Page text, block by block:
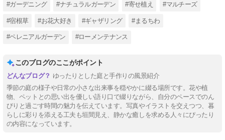
#ガーデニング #ナチュラルガーデン #寄せ植え #マルチーズ
#宿根草 #お花大好き #ギャザリング #まるちわ
#ペレニアルガーデン #ローメンテナンス
このブログのここがポイント
ゆったりとした庭と手作りの風景紹介
季節の庭の様子や日常の小さな出来事を穏やかに綴る場所です。花や植
物、ペットとの思い出を優しい語り口で綴りながら、自分のペースでのん
びりと過ごす時間の魅力を伝えています。写真やイラストを交えつつ、暮
らしに彩りを添える工夫も垣間見え、静かな癒しを求める人々にぴったり
の内容になっています。